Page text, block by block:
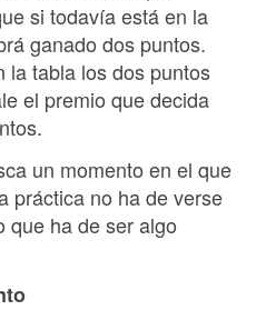
si todavía está en la
ganado dos puntos.
la tabla los dos puntos
el premio que decida
un momento en el que
práctica no ha de verse
que ha de ser algo